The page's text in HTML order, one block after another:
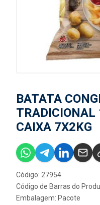
BATATA
CAIXA 7X2KG
Código: 27954
Código de Barras do
Embalagem: Pacote